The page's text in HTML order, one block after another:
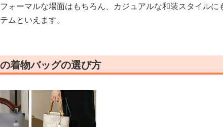
ォーマルな場面はもちろん、カジュアルな和装スタイル
ムといえます。
着物バッグの選び方